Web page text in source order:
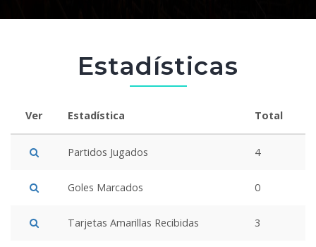
Estadísticas
Ver Estadística Total
Partidos Jugados 4
Goles Marcados 0
Tarjetas Amarillas Recibidas 3